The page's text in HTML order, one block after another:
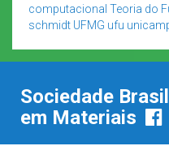
computacional Teoria do
schmidt UFMG ufu
Sociedade
em Materiais